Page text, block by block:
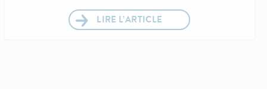
LIRE L’ARTICLE